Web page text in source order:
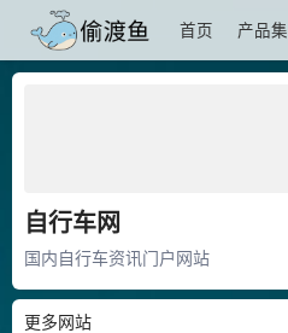
首页 产品集
自行车网
国内自行车资讯门户网站
更多网站